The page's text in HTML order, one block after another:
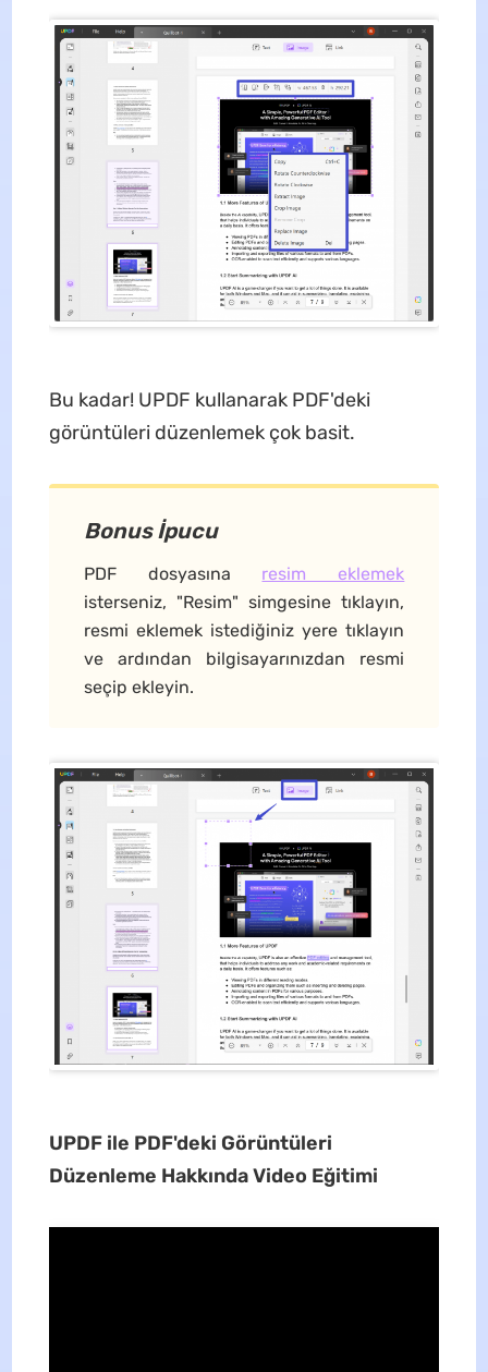
Bu kadar! UPDF kullanarak PDF'deki
görüntüleri düzenlemek çok basit.
Bonus İpucu
PDF dosyasına resim eklemek
isterseniz, "Resim" simgesine tıklayın,
resmi eklemek istediğiniz yere tıklayın
ve ardından bilgisayarınızdan resmi
seçip ekleyin.
UPDF ile PDF'deki Görüntüleri
Düzenleme Hakkında Video Eğitimi